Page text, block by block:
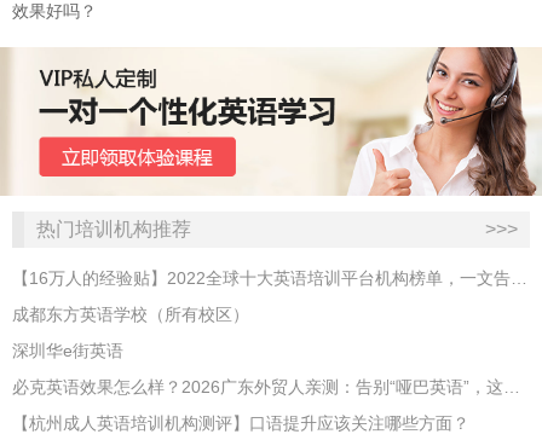
效果好吗？
热门培训机构推荐 >>>
【16万人的经验贴】2022全球十大英语培训平台机构榜单，一文告诉你
成都东方英语学校（所有校区）
深圳华e街英语
必克英语效果怎么样？2026广东外贸人亲测：告别“哑巴英语”，这才是成年人最高效的自救指南！
【杭州成人英语培训机构测评】口语提升应该关注哪些方面？